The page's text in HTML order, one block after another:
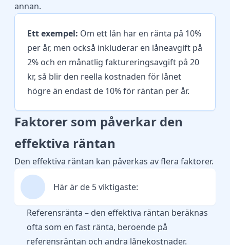
annan.
Ett exempel: Om ett lån har en ränta på 10%
per år, men också inkluderar en låneavgift på
2% och en månatlig faktureringsavgift på 20
kr, så blir den reella kostnaden för lånet
högre än endast de 10% för räntan per år.
Faktorer som påverkar den
effektiva räntan
Den effektiva räntan kan påverkas av flera faktorer.
Här är de 5 viktigaste:
Referensränta – den effektiva räntan beräknas
ofta som en fast ränta, beroende på
referensräntan och andra lånekostnader.